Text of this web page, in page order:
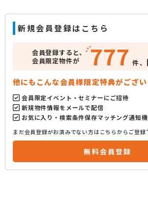
新規会員登録はこちら
会員登録すると、
会員限定物件が
777 件、
他にもこんな会員様限定特典がござい
会員限定イベント・セミナーにご招待
新規物件情報をメールで配信
お気に入り・検索条件保存マッチング通知
まだ会員登録がお済みでない方はこちらからご登録
無料会員登録